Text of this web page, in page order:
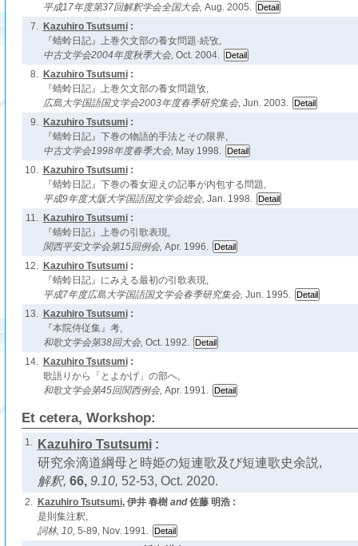
平成17年度第37回解釈学会全国大会, Aug. 2005.
7.
Kazuhiro Tsutsumi:
『蜻蛉日記』上巻欠文部の養女問題·続攷,
中古文学会2004年度秋季大会, Oct. 2004.
8.
Kazuhiro Tsutsumi:
『蜻蛉日記』上巻欠文部の養女問題攷,
広島大学国語国文学会2003年度春季研究集会, Jun. 2003.
9.
Kazuhiro Tsutsumi:
『蜻蛉日記』下巻の物語的手法とその限界,
中古文学会1998年度春季大会, May 1998.
10.
Kazuhiro Tsutsumi:
『蜻蛉日記』下巻の養女迎えの記事が内包する問題,
平成9年度大阪大学国語国文学会総会, Jan. 1998.
11.
Kazuhiro Tsutsumi:
『蜻蛉日記』上巻の引歌表現,
関西平安文学会第15回例会, Apr. 1996.
12.
Kazuhiro Tsutsumi:
『蜻蛉日記』にみえる最初の引歌表現,
平成7年度広島大学国語国文学会春季研究集会, Jun. 1995.
13.
Kazuhiro Tsutsumi:
『本院侍従集』考,
和歌文学会第38回大会, Oct. 1992.
14.
Kazuhiro Tsutsumi:
歌語りから「とよかげ」の部へ,
和歌文学会第45回関西例会, Apr. 1991.
Et cetera, Workshop:
1. Kazuhiro Tsutsumi:
研究余滴道綱母と時姫の短連歌及び短連歌史余説,
解釈, 66, 9.10, 52-53, Oct. 2020.
2. Kazuhiro Tsutsumi, 伊井 春樹and佐藤 明浩 :
是則集注釈,
詞林, 10, 5-89, Nov. 1991.